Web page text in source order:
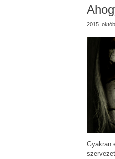
2015.
Gyakran